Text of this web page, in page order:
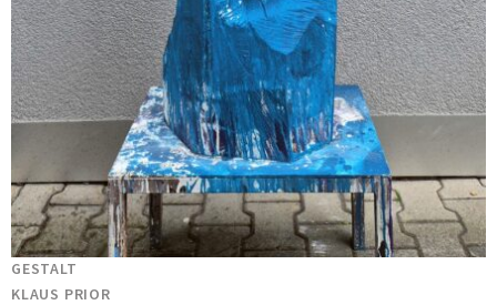
GESTALT
KLAUS PRIOR